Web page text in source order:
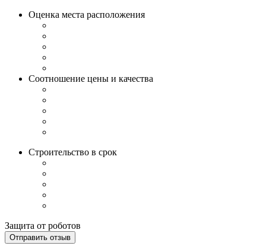
Оценка места расположения
Соотношение цены и качества
Строительство в срок
Защита от роботов
Отправить отзыв